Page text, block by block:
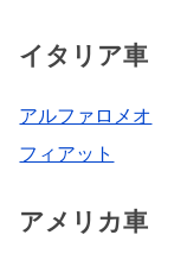
イタリア車
アルファロメオ
フィアット
アメリカ車